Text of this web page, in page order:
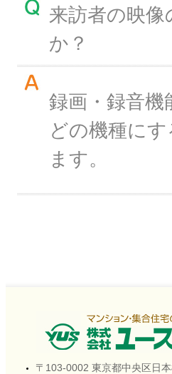
来訪者の映
か？
録画・録音
どの機種に
ます。
〒103-0002 東京都中央区日